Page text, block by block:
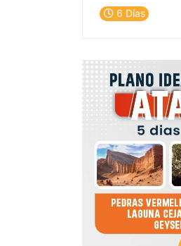
Descubra a
estrelados e
mundo.
de la Luna, a
Atacama e as
altiplânicas.
um dos
planeta!
6 Días